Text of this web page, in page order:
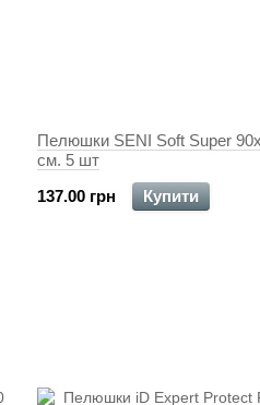
Пелюшки SENI Soft Super
см. 5 шт
137.00 грн
Купити